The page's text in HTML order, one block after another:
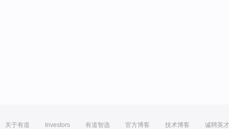
关于有道 Investors 有道智选 官方博客 技术博客 诚聘英才